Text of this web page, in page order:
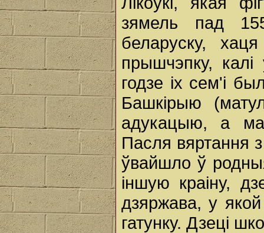
зямель пад
беларуску,
прышчэпку,
годзе іх сем'і
Башкірыю
адукацыю, а
Пасля вяртання
ўвайшло ў
іншую краіну,
дзяржава, у
гатунку. Дзеці